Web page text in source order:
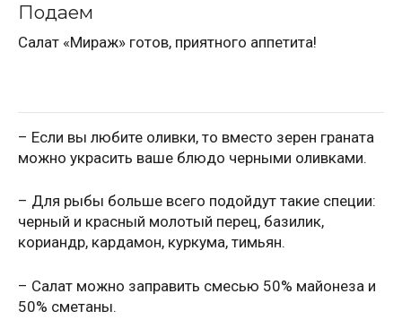
Подаем
Салат «Мираж» готов, приятного аппетита!
– Если вы любите оливки, то вместо зерен граната
можно украсить ваше блюдо черными оливками.
– Для рыбы больше всего подойдут такие специи:
черный и красный молотый перец, базилик,
кориандр, кардамон, куркума, тимьян.
– Салат можно заправить смесью 50% майонеза и
50% сметаны.